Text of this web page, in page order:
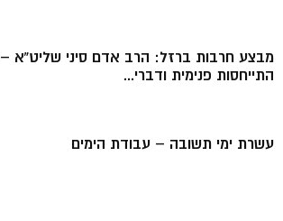
מבצע חרבות ברזל: הרב אדם סיני שליט”א –
התייחסות פנימית ודברי...
עשרת ימי תשובה – עבודת הימים